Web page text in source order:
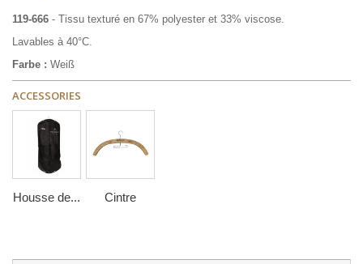
119-666 - Tissu texturé en 67% polyester et 33% viscose.
Lavables à 40°C.
Farbe : Weiß
ACCESSORIES
Housse de... Cintre